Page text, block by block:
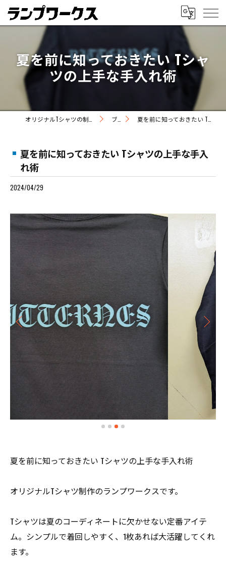
夏を前に知っておきたい Tシャ
ツの上手な手入れ術
ブログ 夏を前に知っておきたい Tシャツの上手な手入れ術
夏を前に知っておきたい Tシャツの上手な手入
れ術
2024/04/29
夏を前に知っておきたい Tシャツの上手な手入れ術
オリジナルTシャツ制作のランプワークスです。
Tシャツは夏のコーディネートに欠かせない定番アイテ
ム。シンプルで着回しやすく、1枚あれば大活躍してくれ
ます。